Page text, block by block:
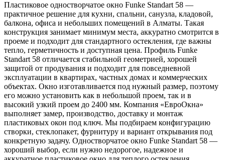
Пластиковое одностворчатое окно Funke Standart 58 —
практичное решение для кухни, спальни, санузла, кладовой,
балкона, офиса и небольших помещений в Алматы. Такая
конструкция занимает минимум места, аккуратно смотрится в
проеме и подходит для стандартного остекления, где важны
тепло, герметичность и доступная цена. Профиль Funke
Standart 58 отличается стабильной геометрией, хорошей
защитой от продувания и подходит для повседневной
эксплуатации в квартирах, частных домах и коммерческих
объектах. Окно изготавливается под нужный размер, поэтому
его можно установить как в небольшой проем, так и в
высокий узкий проем до 2400 мм. Компания «ЕвроОкна»
выполняет замер, производство, доставку и монтаж
пластиковых окон под ключ. Мы подбираем конфигурацию
створки, стеклопакет, фурнитуру и вариант открывания под
конкретную задачу. Одностворчатое окно Funke Standart 58 —
хороший выбор, если нужно недорогое, надежное и